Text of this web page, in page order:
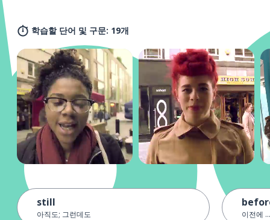
학습할 단어 및 구문: 19개
still
아직도; 그런데도 이전에 ...